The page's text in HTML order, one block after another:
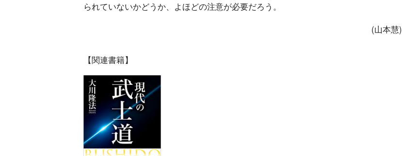
られていないかどうか、よほどの注意が必要だろう。
(山本慧)
【関連書籍】